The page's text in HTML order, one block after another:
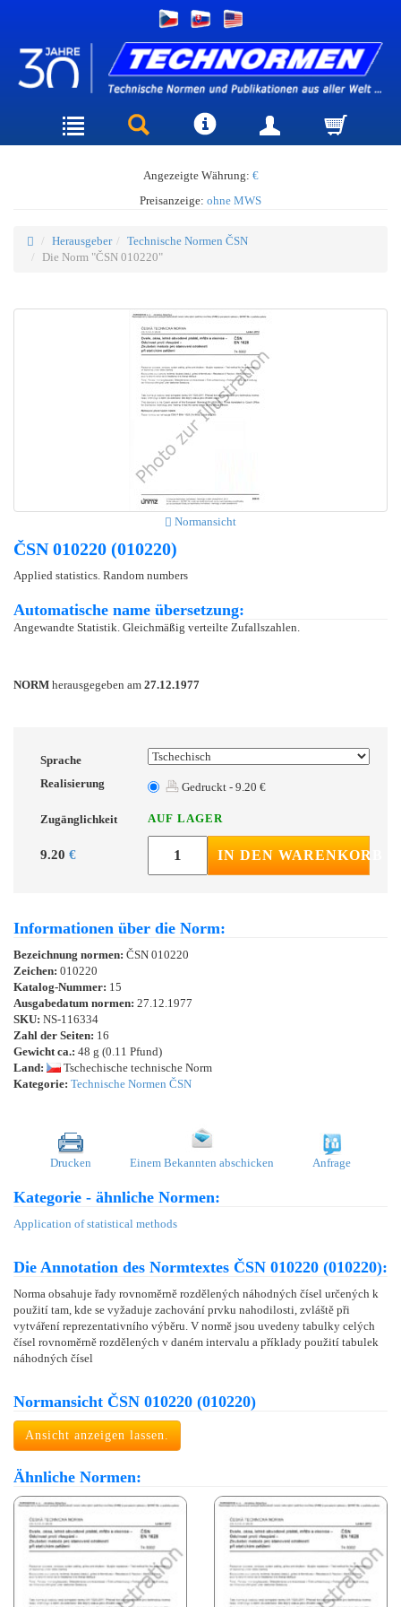
Angezeigte Währung: €
Preisanzeige: ohne MWS
Herausgeber
Technische Normen ČSN
Die Norm "ČSN 010220"
Normansicht
ČSN 010220 (010220)
Applied statistics. Random numbers
Automatische name übersetzung:
Angewandte Statistik. Gleichmäßig verteilte Zufallszahlen.
NORM herausgegeben am 27.12.1977
Sprache
Realisierung
Gedruckt - 9.20 €
Zugänglichkeit AUF LAGER
9.20 € IN DEN WARENKORB
Informationen über die Norm:
Bezeichnung normen: ČSN 010220
Zeichen: 010220
Katalog-Nummer: 15
Ausgabedatum normen: 27.12.1977
SKU: NS-116334
Zahl der Seiten: 16
Gewicht ca.: 48 g (0.11 Pfund)
Land:
Tschechische technische Norm
Kategorie: Technische Normen ČSN
Drucken Einem Bekannten abschicken Anfrage
Kategorie - ähnliche Normen:
Application of statistical methods
Die Annotation des Normtextes ČSN 010220 (010220):
Norma obsahuje řady rovnoměrně rozdělených náhodných čísel určených k
použití tam, kde se vyžaduje zachování prvku nahodilosti, zvláště při
vytváření reprezentativního výběru. V normě jsou uvedeny tabulky celých
čísel rovnoměrně rozdělených v daném intervalu a příklady použití tabulek
náhodných čísel
Normansicht ČSN 010220 (010220)
Ansicht anzeigen lassen.
Ähnliche Normen: